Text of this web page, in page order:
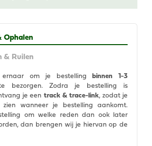
Ophalen
& Ruilen
ernaar om je bestelling
binnen 1-3
bezorgen. Zodra je bestelling is
je een track & trace-link, zodat je
zien wanneer je bestelling aankomt.
om welke reden dan ook later
dan brengen wij je hiervan op de